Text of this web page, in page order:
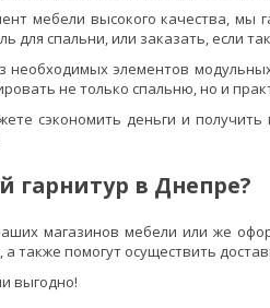
мебели высокого качества,
спальни, или заказать, если
необходимых элементов
не только спальню, но и
сэкономить деньги и
гарнитур в Днепре?
магазинов мебели или же
помогут осуществить
выгодно!